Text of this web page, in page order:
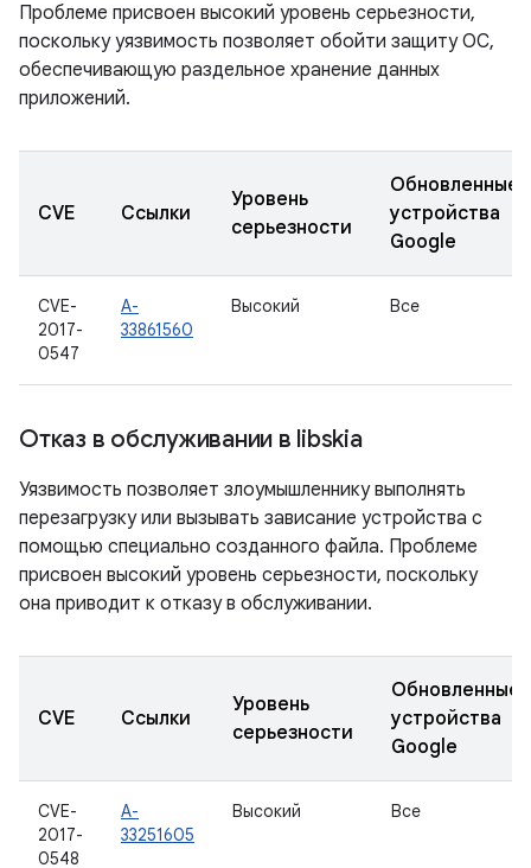
Проблеме присвоен высокий уровень серьезности,
поскольку уязвимость позволяет обойти защиту ОС,
обеспечивающую раздельное хранение данных
приложений.
CVE Ссылки
Уровень
серьезности
Обновленные
устройства
Google
CVE-
2017-
0547
A-
33861560
Высокий Все
Отказ в обслуживании в libskia
Уязвимость позволяет злоумышленнику выполнять
перезагрузку или вызывать зависание устройства с
помощью специально созданного файла. Проблеме
присвоен высокий уровень серьезности, поскольку
она приводит к отказу в обслуживании.
CVE Ссылки
Уровень
серьезности
Обновленные
устройства
Google
CVE-
2017-
0548
A-
33251605
Высокий Все